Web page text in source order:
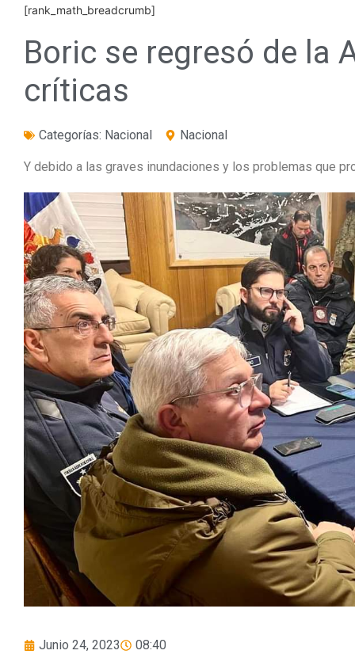
[rank_math_breadcrumb]
Boric se regresó de la
críticas
Categorías: Nacional Nacional
Y debido a las graves inundaciones y los problemas que
Junio 24, 2023 08:40